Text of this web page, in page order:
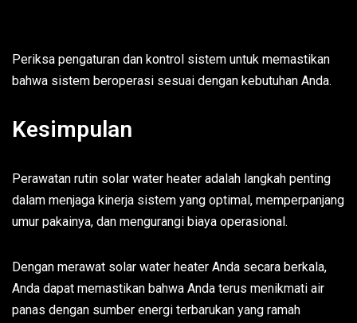
Periksa pengaturan dan kontrol sistem untuk memastikan
bahwa sistem beroperasi sesuai dengan kebutuhan Anda.
Kesimpulan
Perawatan rutin solar water heater adalah langkah penting
dalam menjaga kinerja sistem yang optimal, memperpanjang
umur pakainya, dan mengurangi biaya operasional.
Dengan merawat solar water heater Anda secara berkala,
Anda dapat memastikan bahwa Anda terus menikmati air
panas dengan sumber energi terbarukan yang ramah